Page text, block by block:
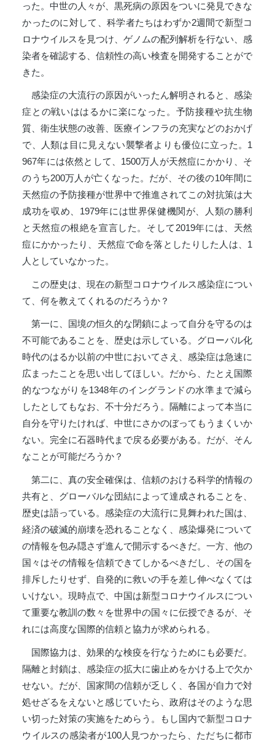
った。中世の人々が、黒死病の原因をついに発見できな
かったのに対して、科学者たちはわずか2週間で新型コ
ロナウイルスを見つけ、ゲノムの配列解析を行ない、感
染者を確認する、信頼性の高い検査を開発することがで
きた。
感染症の大流行の原因がいったん解明されると、感染
症との戦いははるかに楽になった。予防接種や抗生物
質、衛生状態の改善、医療インフラの充実などのおかげ
で、人類は目に見えない襲撃者よりも優位に立った。1
967年には依然として、1500万人が天然痘にかかり、そ
のうち200万人が亡くなった。だが、その後の10年間に
天然痘の予防接種が世界中で推進されてこの対抗策は大
成功を収め、1979年には世界保健機関が、人類の勝利
と天然痘の根絶を宣言した。そして2019年には、天然
痘にかかったり、天然痘で命を落としたりした人は、1
人としていなかった。
この歴史は、現在の新型コロナウイルス感染症につい
て、何を教えてくれるのだろうか？
第一に、国境の恒久的な閉鎖によって自分を守るのは
不可能であることを、歴史は示している。グローバル化
時代のはるか以前の中世においてさえ、感染症は急速に
広まったことを思い出してほしい。だから、たとえ国際
的なつながりを1348年のイングランドの水準まで減ら
したとしてもなお、不十分だろう。隔離によって本当に
自分を守りたければ、中世にさかのぼってもうまくいか
ない。完全に石器時代まで戻る必要がある。だが、そん
なことが可能だろうか？
第二に、真の安全確保は、信頼のおける科学的情報の
共有と、グローバルな団結によって達成されることを、
歴史は語っている。感染症の大流行に見舞われた国は、
経済の破滅的崩壊を恐れることなく、感染爆発について
の情報を包み隠さず進んで開示するべきだ。一方、他の
国々はその情報を信頼できてしかるべきだし、その国を
排斥したりせず、自発的に救いの手を差し伸べなくては
いけない。現時点で、中国は新型コロナウイルスについ
て重要な教訓の数々を世界中の国々に伝授できるが、そ
れには高度な国際的信頼と協力が求められる。
国際協力は、効果的な検疫を行なうためにも必要だ。
隔離と封鎖は、感染症の拡大に歯止めをかける上で欠か
せない。だが、国家間の信頼が乏しく、各国が自力で対
処せざるをえないと感じていたら、政府はそのような思
い切った対策の実施をためらう。もし国内で新型コロナ
ウイルスの感染者が100人見つかったら、ただちに都市